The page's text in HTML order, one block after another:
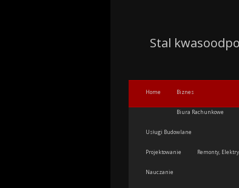
Stal
Home Biznes
Biura Rachunkowe
Usługi Budowlane
Projektowanie Remonty,
Nauczanie